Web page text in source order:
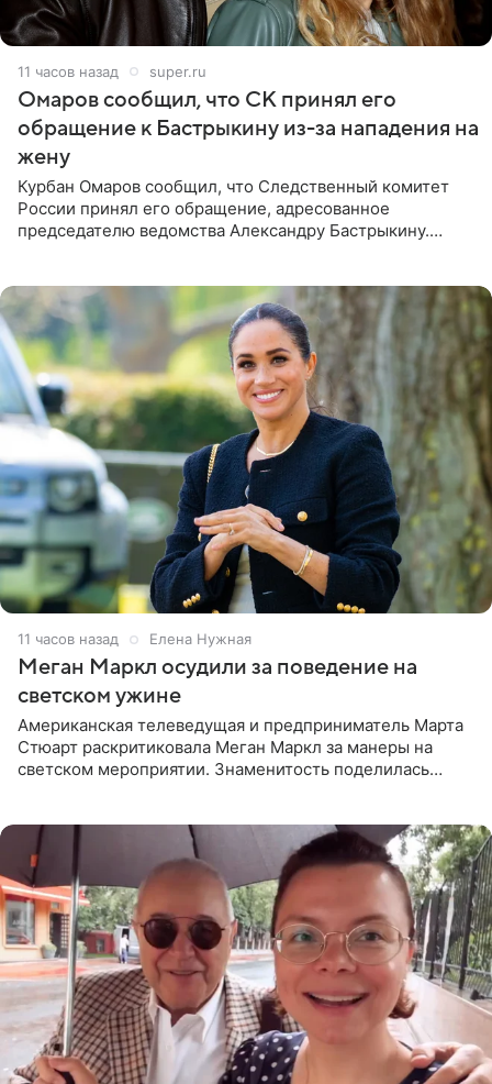
11 часов назад super.ru
Омаров сообщил, что СК принял его
обращение к Бастрыкину из-за нападения на
жену
Курбан Омаров сообщил, что Следственный комитет
России принял его обращение, адресованное
председателю ведомства Александру Бастрыкину.
11 часов назад Елена Нужная
Меган Маркл осудили за поведение на
светском ужине
Американская телеведущая и предприниматель Марта
Стюарт раскритиковала Меган Маркл за манеры на
светском мероприятии. Знаменитость поделилась